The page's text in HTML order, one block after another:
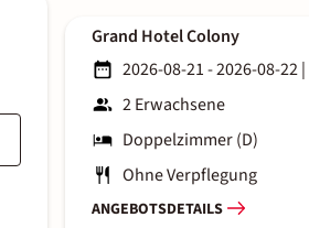
Grand Hotel Colony
2026-08-21 - 2026-08-22|
2 Erwachsene
Doppelzimmer (D)
Ohne Verpflegung
ANGEBOTSDETAILS